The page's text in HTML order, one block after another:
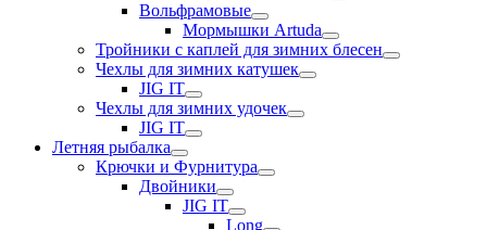
Вольфрамовые
Мормышки Artuda
Тройники с каплей для зимних блесен
Чехлы для зимних катушек
JIG IT
Чехлы для зимних удочек
JIG IT
Летняя рыбалка
Крючки и Фурнитура
Двойники
JIG IT
Long